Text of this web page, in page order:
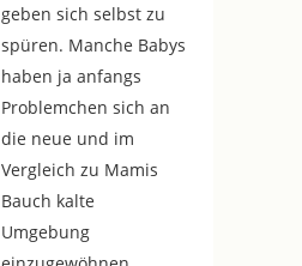
geben sich selbst zu
spüren. Manche Babys
haben ja anfangs
Problemchen sich an
die neue und im
Vergleich zu Mamis
Bauch kalte
Umgebung